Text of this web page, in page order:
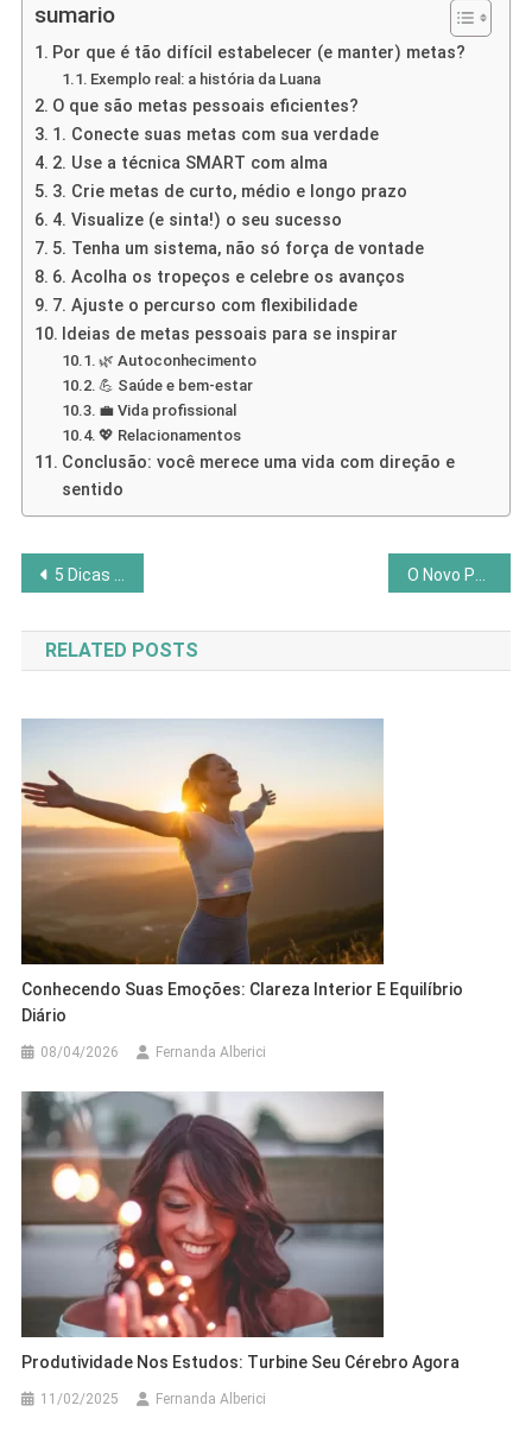
sumario
Por que é tão difícil estabelecer (e manter) metas?
Exemplo real: a história da Luana
O que são metas pessoais eficientes?
1. Conecte suas metas com sua verdade
2. Use a técnica SMART com alma
3. Crie metas de curto, médio e longo prazo
4. Visualize (e sinta!) o seu sucesso
5. Tenha um sistema, não só força de vontade
6. Acolha os tropeços e celebre os avanços
7. Ajuste o percurso com flexibilidade
Ideias de metas pessoais para se inspirar
🌿 Autoconhecimento
💪 Saúde e bem-estar
💼 Vida profissional
💖 Relacionamentos
Conclusão: você merece uma vida com direção e
sentido
Navegação
de
Post
5 Dicas para Montar Seu Altar Pessoal em Casa
RELATED POSTS
Conhecendo Suas Emoções: Clareza Interior E Equilíbrio
Diário
08/04/2026 Fernanda Alberici
Produtividade Nos Estudos: Turbine Seu Cérebro Agora
11/02/2025 Fernanda Alberici